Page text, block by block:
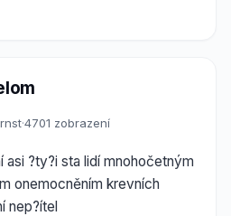
·4701 zobrazení
asi ?ty?i sta lidí mnohočetným
onemocněním krevních
nep?ítel